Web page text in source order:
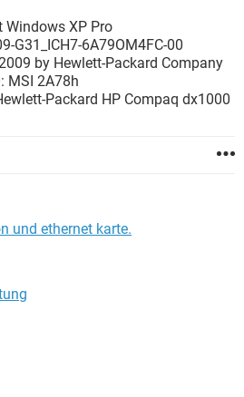
HARDWARE
XP Pro
G31_ICH7-6A79OM4FC-00
by Hewlett-Packard Company
MSI 2A78h
Packard HP Compaq dx1000
und ethernet karte.